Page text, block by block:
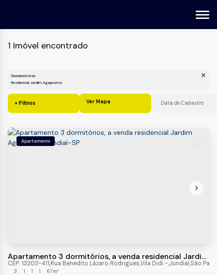
1 Imóvel encontrado
Condomínio:
Ver Mapa
Apartamento
Apartamento 3 dormitórios, a venda residencial Jardim
Agapeama, Jundiaí-SP
CEP: 13203-411,Rua Benedito Lázaro Rodrigues,Vila Didi ,Jundiaí,São
3 1 1 1 67m²